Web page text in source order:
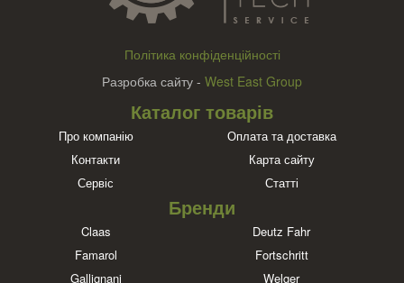
Політика конфіденційності
Разробка сайту - West East Group
Каталог товарів
Про компанію
Оплата та доставка
Контакти
Карта сайту
Сервіс
Статті
Бренди
Claas
Deutz Fahr
Famarol
Fortschritt
Gallignani
Welger